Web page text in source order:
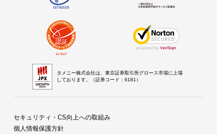
タメニー株式会社は、東京証券取引所グロース市場に上場
しております。（証券コード：6181）
セキュリティ・CS向上への取組み
個人情報保護方針